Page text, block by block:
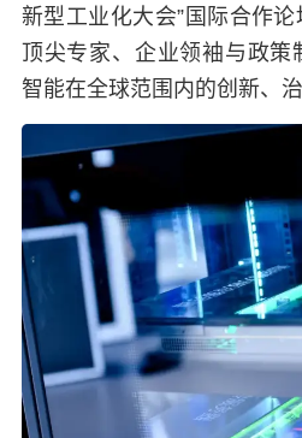
新型工业化大会”国际合作
顶尖专家、企业领袖与政策
智能在全球范围内的创新、